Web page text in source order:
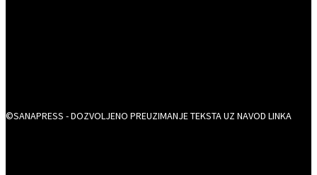
©SANAPRESS - DOZVOLJENO PREUZIMANJE TEKSTA UZ NAVOD LINKA